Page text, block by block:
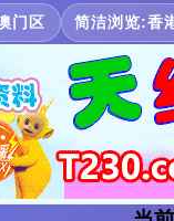
门区 简洁浏览:香